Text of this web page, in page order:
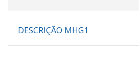
DESCRIÇÃO MHG1